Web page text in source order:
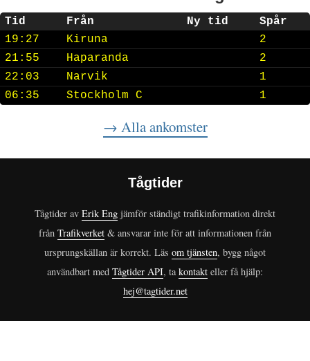
Tid Från Ny tid
Spår
19:27
Kiruna
2
21:55
Haparanda
2
22:03
Narvik
1
06:35
Stockholm C 1
→ Alla ankomster
Tågtider
Tågtider av Erik Eng jämför ständigt trafikinformation direkt
från Trafikverket & ansvarar inte för att informationen från
ursprungskällan är korrekt. Läs om tjänsten, bygg något
användbart med Tågtider API, takontakt eller få hjälp:
hej@tagtider.net